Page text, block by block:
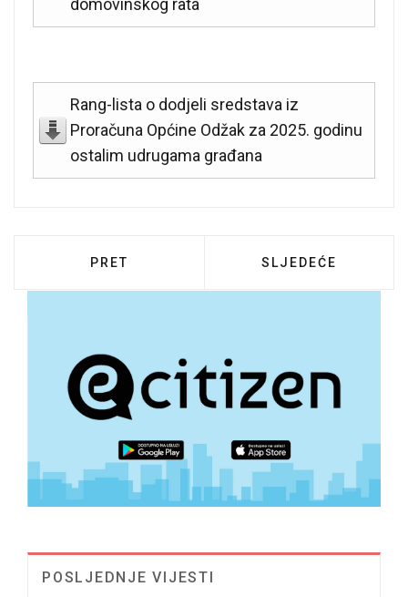
domovinskog rata
Rang-lista o dodjeli sredstava iz
Proračuna Općine Odžak za 2025. godinu
ostalim udrugama građana
PRETHODNI ČLANAK: OBAVIJEST O
PRET SLJEDEĆI
SLJEDEĆE
POSLJEDNJE VIJESTI